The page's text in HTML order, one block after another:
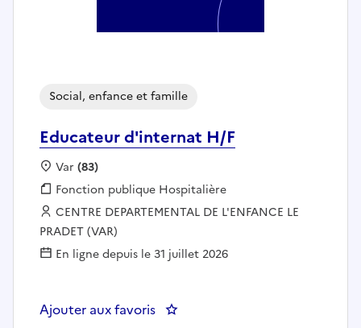
Educateur d'internat H/F
Social, enfance et famille
Localisation :
Var (83)
Fonction publique :
Fonction publique Hospitalière
Employeur :
CENTRE DEPARTEMENTAL DE L'ENFANCE LE
PRADET (VAR)
En ligne depuis le 31 juillet 2026
Ajouter aux favoris : Educateur d'internat H/F